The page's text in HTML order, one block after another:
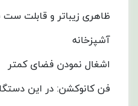
ظاهری زیباتر و قابلت ست
آشپزخانه
اشغال نمودن فضای کمتر
فن کانوکشن: در این